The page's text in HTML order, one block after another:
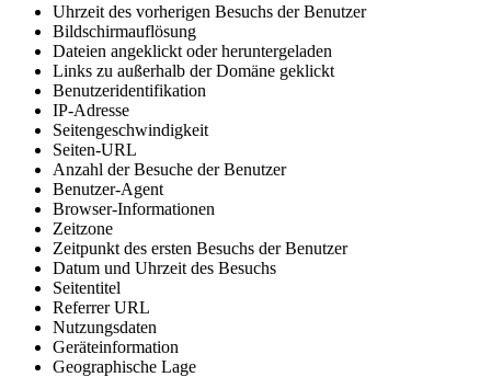
Uhrzeit des vorherigen Besuchs der Benutzer
Bildschirmauflösung
Dateien angeklickt oder heruntergeladen
Links zu außerhalb der Domäne geklickt
Benutzeridentifikation
IP-Adresse
Seitengeschwindigkeit
Seiten-URL
Anzahl der Besuche der Benutzer
Benutzer-Agent
Browser-Informationen
Zeitzone
Zeitpunkt des ersten Besuchs der Benutzer
Datum und Uhrzeit des Besuchs
Seitentitel
Referrer URL
Nutzungsdaten
Geräteinformation
Geographische Lage